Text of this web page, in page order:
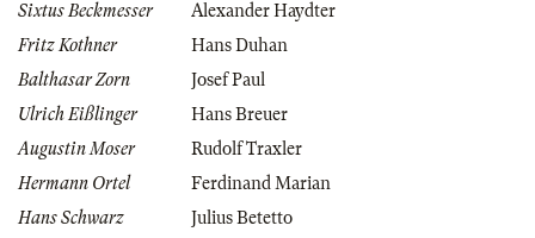
Sixtus Beckmesser
Alexander Haydter
Fritz Kothner
Hans Duhan
Balthasar Zorn
Josef Paul
Ulrich Eißlinger
Hans Breuer
Augustin Moser
Rudolf Traxler
Hermann Ortel
Ferdinand Marian
Hans Schwarz
Julius Betetto